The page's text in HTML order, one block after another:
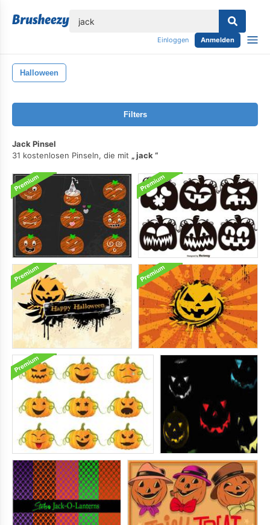
Einloggen Anmelden
Halloween
Filters
Jack Pinsel
31 kostenlosen Pinseln, die mit
jack